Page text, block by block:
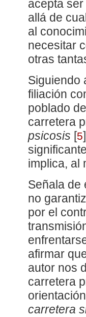
acepta
allá de
al
necesitar
otras
Siguiendo
filiación
poblado
carretera
psicosis [5]
significante
implica, al
Señala de
no
por el
afirmar
autor nos
carretera
carretera